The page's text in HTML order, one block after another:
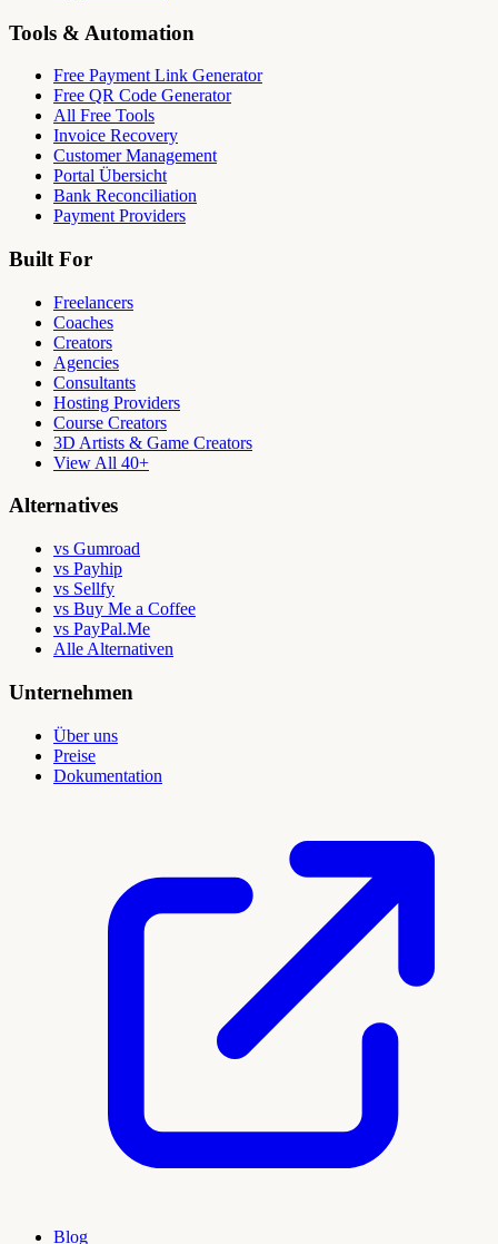
Tools & Automation
Free Payment Link Generator
Free QR Code Generator
All Free Tools
Invoice Recovery
Customer Management
Portal Übersicht
Bank Reconciliation
Payment Providers
Built For
Freelancers
Coaches
Creators
Agencies
Consultants
Hosting Providers
Course Creators
3D Artists & Game Creators
View All 40+
Alternatives
vs Gumroad
vs Payhip
vs Sellfy
vs Buy Me a Coffee
vs PayPal.Me
Alle Alternativen
Unternehmen
Über uns
Preise
Dokumentation
Blog